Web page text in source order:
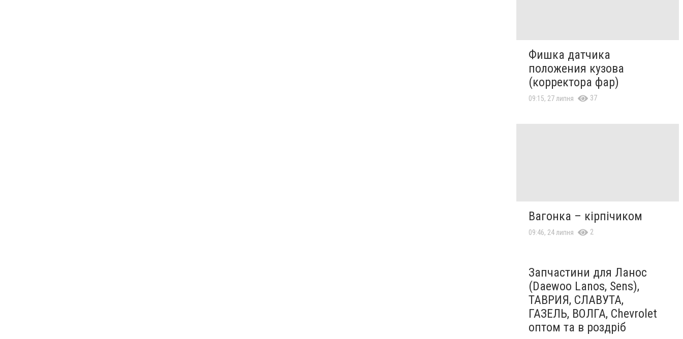
Фишка датчика
положения кузова
(корректора фар)
09:15, 27 липня 37
Вагонка – кірпічиком
09:46, 24 липня 2
Запчастини для Ланос
(Daewoo Lanos, Sens),
ТАВРИЯ, СЛАВУТА,
ГАЗЕЛЬ, ВОЛГА, Chevrolet
оптом та в роздріб